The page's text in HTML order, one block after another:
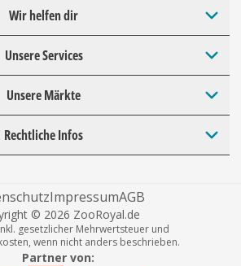
Wir helfen dir
Unsere Services
Unsere Märkte
Rechtliche Infos
ImpressumAGB
© 2026 ZooRoyal.de
gesetzlicher Mehrwertsteuer und
wenn nicht anders beschrieben.
Partner von: